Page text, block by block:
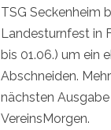
TSG Seckenheim
Landesturnfest in
bis 01.06.) um ein
Abschneiden.
nächsten
VereinsMorgen.